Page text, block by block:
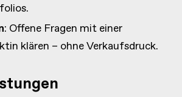
: Offene Fragen mit einer
klären – ohne Verkaufsdruck.